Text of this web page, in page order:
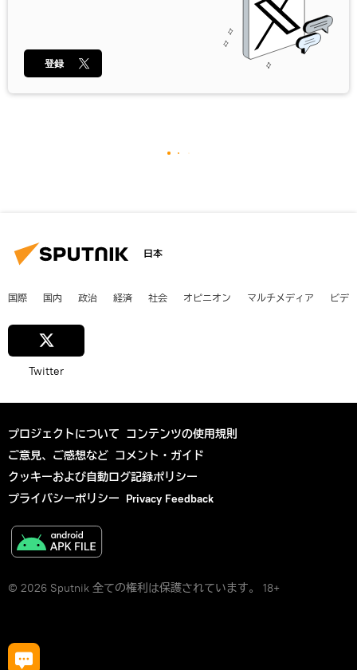
登録
日本
国際 国内 政治 経済 社会 オピニオン マルチメディア ビデ
Twitter
プロジェクトについて コンテンツの使用規則
ご意見、ご感想など コメント・ガイド
クッキーおよび自動ログ記録ポリシー
プライバシーポリシー Privacy Feedback
© 2026 Sputnik 全ての権利は保護されています。 18+